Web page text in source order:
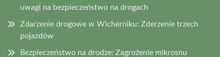
uwagi na bezpieczeństwo na drogach
Zdarzenie drogowe w Wicherniku: Zderzenie trzech
pojazdów
Bezpieczeństwo na drodze: Zagrożenie mikrosnu